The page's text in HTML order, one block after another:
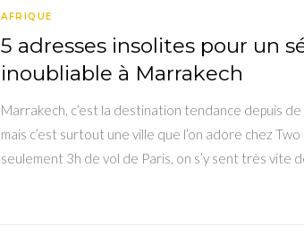
AFRIQUE
5 adresses insolites pour un
inoubliable à Marrakech
Marrakech, c’est la destination tendance depuis
mais c’est surtout une ville que l’on adore chez
seulement 3h de vol de Paris, on s’y sent très vite